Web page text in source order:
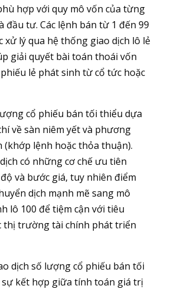
hợp với quy mô vốn của từng
đầu tư. Các lệnh bán từ 1 đến 99
xử lý qua hệ thống giao dịch lô lẻ
giải quyết bài toán thoái vốn
lẻ phát sinh từ cổ tức hoặc
cổ phiếu bán tối thiểu dựa
về sàn niêm yết và phương
(khớp lệnh hoặc thỏa thuận).
có những cơ chế ưu tiên
và bước giá, tuy nhiên điểm
dịch mạnh mẽ sang mô
lô 100 để tiệm cận với tiêu
thị trường tài chính phát triển
dịch số lượng cổ phiếu bán tối
sự kết hợp giữa tính toán giá trị